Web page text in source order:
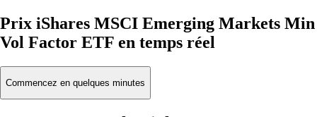
Prix iShares MSCI Emerging Markets Min
Vol Factor ETF en temps réel
Commencez en quelques minutes